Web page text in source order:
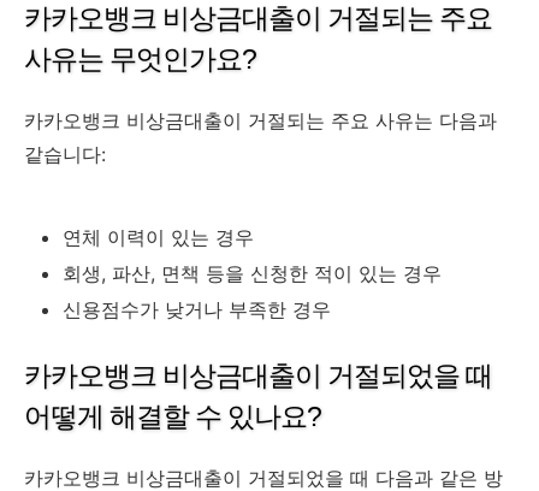
카카오뱅크 비상금대출이 거절되는 주요
사유는 무엇인가요?
카카오뱅크 비상금대출이 거절되는 주요 사유는 다음과
같습니다:
연체 이력이 있는 경우
회생, 파산, 면책 등을 신청한 적이 있는 경우
신용점수가 낮거나 부족한 경우
카카오뱅크 비상금대출이 거절되었을 때
어떻게 해결할 수 있나요?
카카오뱅크 비상금대출이 거절되었을 때 다음과 같은 방